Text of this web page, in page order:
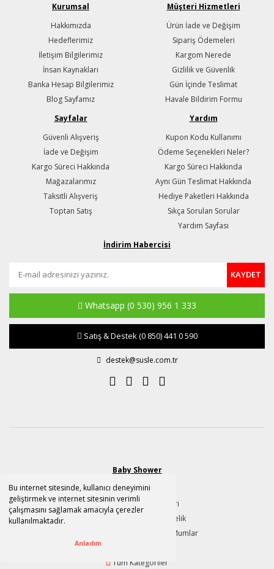
Bu internet sitesinde, kullanıcı deneyimini
geliştirmek ve internet sitesinin verimli
çalışmasını sağlamak amacıyla çerezler
kullanılmaktadır.
Anladım
Kurumsal
Hakkımızda
Hedeflerimiz
İletişim Bilgilerimiz
İnsan Kaynakları
Banka Hesap Bilgilerimiz
Blog Sayfamız
Müşteri Hizmetleri
Ürün İade ve Değişim
Sipariş Ödemeleri
Kargom Nerede
Gizlilik ve Güvenlik
Gün İçinde Teslimat
Havale Bildirim Formu
Sayfalar
Güvenli Alışveriş
İade ve Değişim
Kargo Süreci Hakkında
Mağazalarımız
Taksitli Alışveriş
Toptan Satış
Yardım
Kupon Kodu Kullanımı
Ödeme Seçenekleri Neler?
Kargo Süreci Hakkında
Aynı Gün Teslimat Hakkında
Hediye Paketleri Hakkında
Sıkça Sorulan Sorular
Yardım Sayfası
İndirim Habercisi
KAYDET
Whatsapp (0 530) 956 1 333
Satış & Destek(0 850) 441 0 590
destek@susle.com.tr
Baby Shower
Baby Shower Parti
Hoşgeldin Bebek Süsleri
Yeni Doğan Bebek Hediyelik
Hoşgeldin Bebek SüSleri ve Mumlar
Tüm Kategoriler